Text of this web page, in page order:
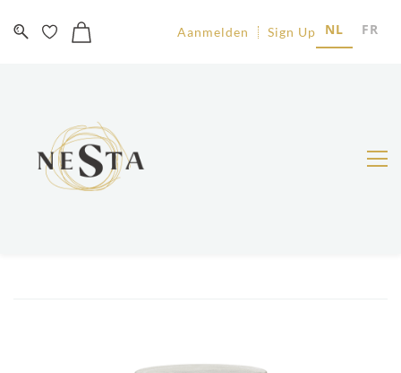
Aanmelden Sign Up NL FR